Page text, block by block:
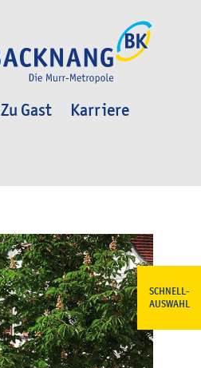
Zu Gast
Karriere
SCHNELL-
AUSWAHL